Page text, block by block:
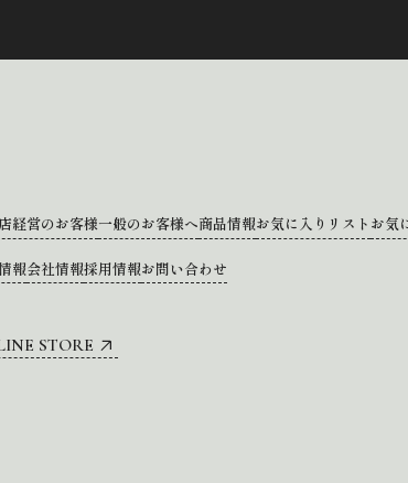
経営のお客様一般のお客様へ商品情報お気に入りリスト お気
報会社情報採用情報お問い合わせ
STORE